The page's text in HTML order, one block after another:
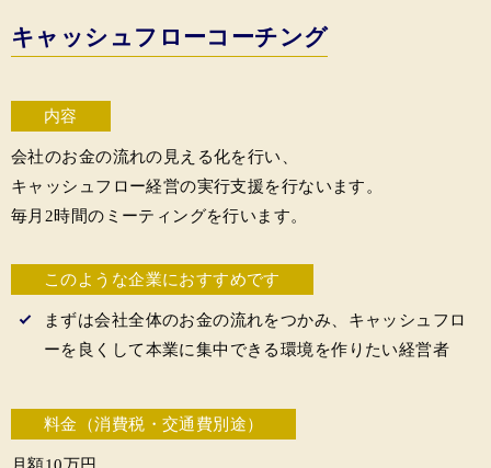
キャッシュフローコーチング
内容
会社のお金の流れの見える化を行い、
キャッシュフロー経営の実行支援を行ないます。
毎月2時間のミーティングを行います。
このような企業におすすめです
まずは会社全体のお金の流れをつかみ、キャッシュフロ
ーを良くして本業に集中できる環境を作りたい経営者
料金（消費税・交通費別途）